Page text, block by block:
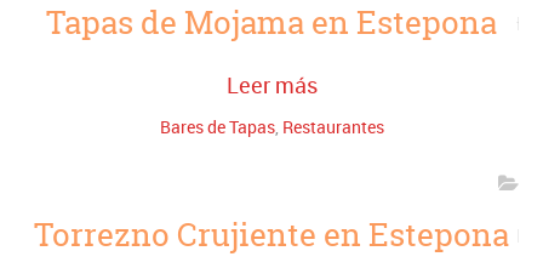
Tapas de Mojama en Estepona
Leer más
Bares de Tapas, Restaurantes
Torrezno Crujiente en Estepona